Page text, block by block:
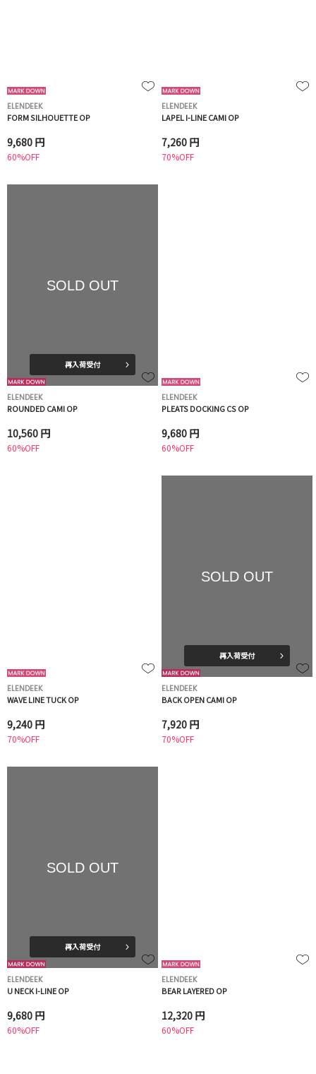
ELENDEEK
FORM SILHOUETTE OP
9,680 円
60%OFF
ELENDEEK
LAPEL I-LINE CAMI OP
7,260 円
70%OFF
SOLD OUT
再入荷受付
ELENDEEK
ROUNDED CAMI OP
10,560 円
60%OFF
ELENDEEK
PLEATS DOCKING CS OP
9,680 円
60%OFF
ELENDEEK
WAVE LINE TUCK OP
9,240 円
70%OFF
SOLD OUT
再入荷受付
ELENDEEK
BACK OPEN CAMI OP
7,920 円
70%OFF
SOLD OUT
再入荷受付
ELENDEEK
U NECK I-LINE OP
9,680 円
60%OFF
ELENDEEK
BEAR LAYERED OP
12,320 円
60%OFF